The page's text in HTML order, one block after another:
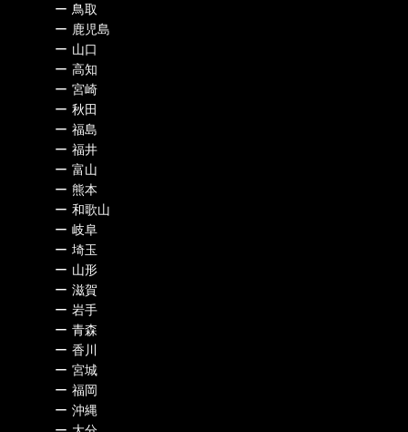
ー 鳥取
ー 鹿児島
ー 山口
ー 高知
ー 宮崎
ー 秋田
ー 福島
ー 福井
ー 富山
ー 熊本
ー 和歌山
ー 岐阜
ー 埼玉
ー 山形
ー 滋賀
ー 岩手
ー 青森
ー 香川
ー 宮城
ー 福岡
ー 沖縄